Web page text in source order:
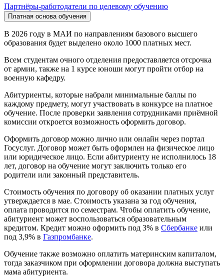
Партнёры-работодатели по целевому обучению
Платная основа обучения
В 2026 году в МАИ по направлениям базового высшего
образования будет выделено около 1000 платных мест.
Всем студентам очного отделения предоставляется отсрочка
от армии, также на 1 курсе юноши могут пройти отбор на
военную кафедру.
Абитуриенты, которые набрали минимальные баллы по
каждому предмету, могут участвовать в конкурсе на платное
обучение. После проверки заявления сотрудниками приёмной
комиссии откроется возможность оформить договор.
Оформить договор можно лично или онлайн через портал
Госуслуг. Договор может быть оформлен на физическое лицо
или юридическое лицо. Если абитуриенту не исполнилось 18
лет, договор на обучение могут заключить только его
родители или законный представитель.
Стоимость обучения по договору об оказании платных услуг
утверждается в мае. Стоимость указана за год обучения,
оплата проводится по семестрам. Чтобы оплатить обучение,
абитуриент может воспользоваться образовательным
кредитом. Кредит можно оформить под 3% в Сбербанке или
под 3,9% в Газпромбанке.
Обучение также возможно оплатить материнским капиталом,
тогда заказчиком при оформлении договора должна выступать
мама абитуриента.